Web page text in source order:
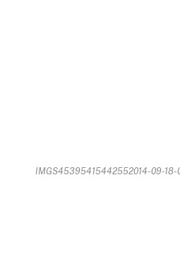
IMGS45395415442552014-09-18-